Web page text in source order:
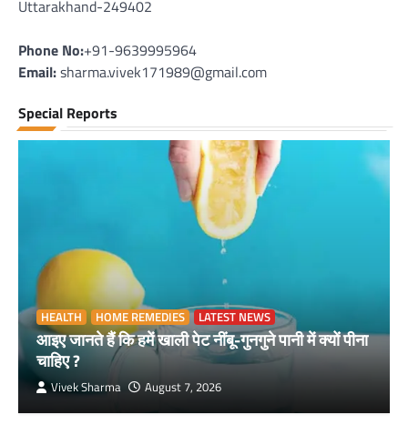
Uttarakhand-249402
Phone No:+91-9639995964
Email:sharma.vivek171989@gmail.com
Special Reports
HEALTH HOME REMEDIES LATEST NEWS
आइए जानते हैं कि हमें खाली पेट नींबू-गुनगुने पानी में क्यों पीना
चाहिए ?
Vivek Sharma August 7, 2026